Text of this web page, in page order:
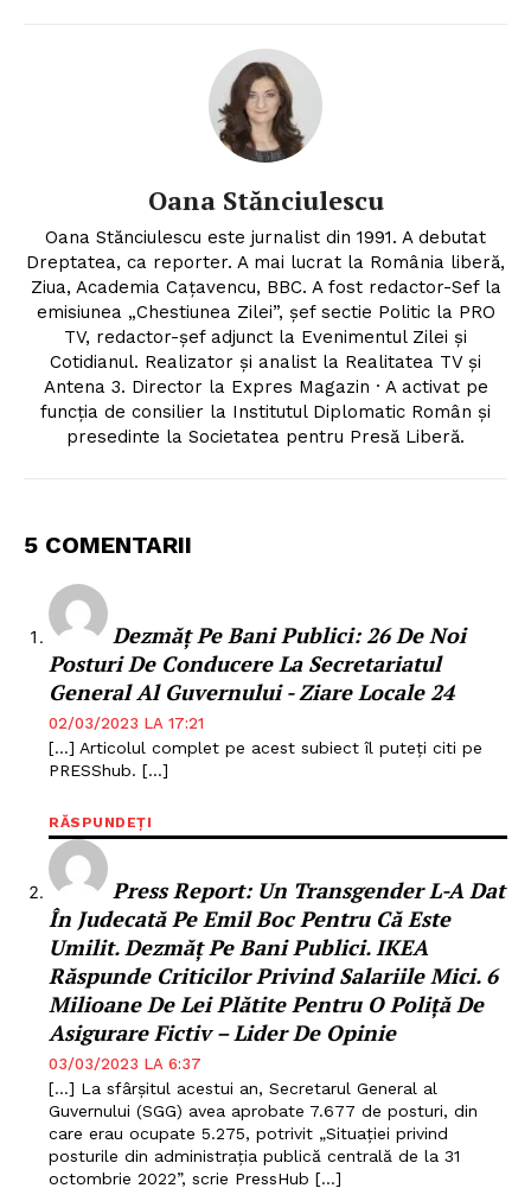
Un proiect
FREEDOM HOUSE ROMÂNIA
PRESShub
Despre noi / Echipa
Proiecte editoriale
Rețea
Contact
Oana Stănciulescu
Oana Stănciulescu este jurnalist din 1991. A debutat
Dreptatea, ca reporter. A mai lucrat la România liberă,
Ziua, Academia Cațavencu, BBC. A fost redactor-Sef la
emisiunea „Chestiunea Zilei”, șef sectie Politic la PRO
TV, redactor-șef adjunct la Evenimentul Zilei și
Cotidianul. Realizator și analist la Realitatea TV și
Antena 3. Director la Expres Magazin · A activat pe
funcția de consilier la Institutul Diplomatic Român și
presedinte la Societatea pentru Presă Liberă.
5 COMENTARII
Dezmăț Pe Bani Publici: 26 De Noi
Posturi De Conducere La Secretariatul
General Al Guvernului - Ziare Locale 24
02/03/2023 LA 17:21
[…] Articolul complet pe acest subiect îl puteți citi pe
PRESShub. […]
RĂSPUNDEȚI
Press Report: ​Un Transgender L-A Dat
În Judecată Pe Emil Boc Pentru Că Este
Umilit. Dezmăț Pe Bani Publici. IKEA
Răspunde Criticilor Privind Salariile Mici. 6
Milioane De Lei Plătite Pentru O Poliță De
Asigurare Fictiv – Lider De Opinie
03/03/2023 LA 6:37
[…] La sfârșitul acestui an, Secretarul General al
Guvernului (SGG) avea aprobate 7.677 de posturi, din
care erau ocupate 5.275, potrivit „Situației privind
posturile din administrația publică centrală de la 31
octombrie 2022”, scrie PressHub […]